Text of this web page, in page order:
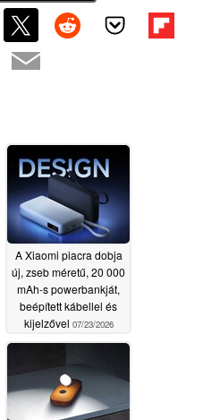
A Xiaomi piacra dobja
új, zseb méretű, 20 000
mAh-s powerbankját,
beépített kábellel és
kijelzővel 07/23/2026